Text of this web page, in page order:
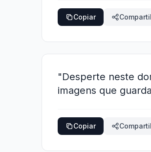
Copiar
"Desperte neste
imagens que
Copiar